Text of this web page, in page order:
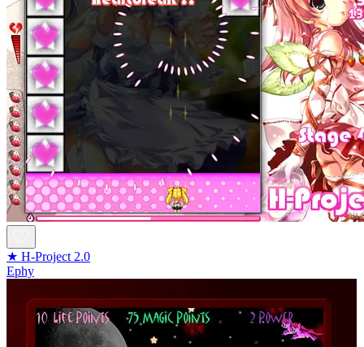
★ H-Project 2.0
Ephy